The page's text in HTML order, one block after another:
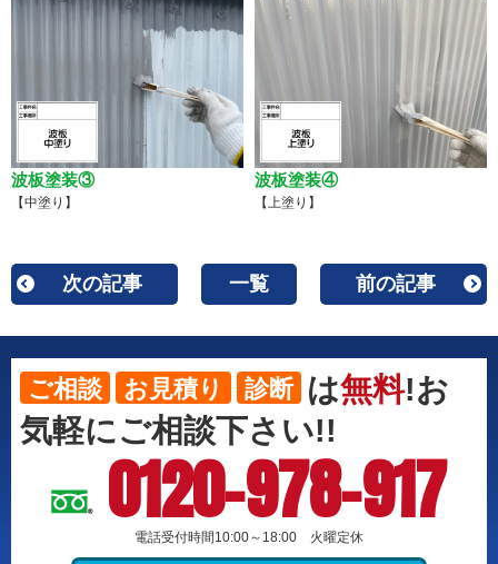
波板塗装③
【中塗り】
波板塗装④
【上塗り】
次の記事 一覧 前の記事
ご相談 お見積り 診断 は無料!お
気軽にご相談下さい!!
0120-978-917
電話受付時間10:00～18:00 火曜定休